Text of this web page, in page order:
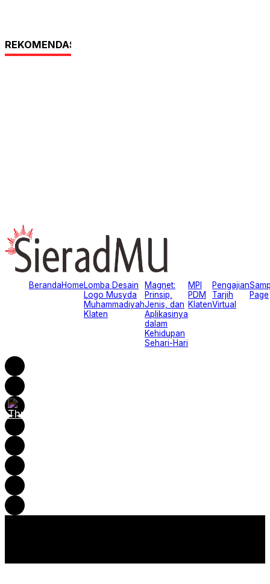
REKOMENDASI UNTUK ANDA
BerandaHomeLomba Desain
Logo Musyda
Muhammadiyah
Klaten
Magnet:
Prinsip,
Jenis, dan
Aplikasinya
dalam
Kehidupan
Sehari-Hari
MPI
PDM
Klaten
Pengajian
Tarjih
Virtual
Page